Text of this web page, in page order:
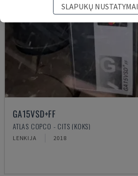
GA15VSD+FF
ATLAS COPCO - CITS (KOKS)
LENKIJA 2018
SLAPUKŲ NUSTATYMAI